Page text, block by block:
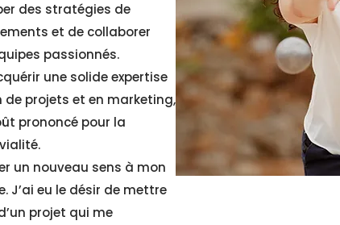
des stratégies de
et de collaborer
passionnés.
une solide expertise
projets et en marketing,
prononcé pour la
un nouveau sens à mon
J’ai eu le désir de mettre
projet qui me